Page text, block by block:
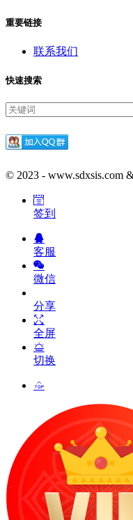
重要链接
联系我们
快速搜索
© 2023 - www.sdxsis.com
签到
客服
微信
分享
全屏
切换